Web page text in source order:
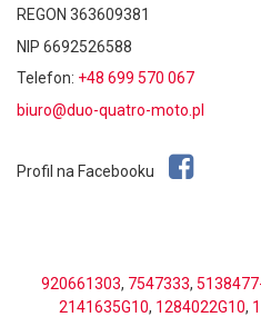
REGON 363609381
NIP 6692526588
Telefon: +48 699 570 067
biuro@duo-quatro-moto.pl
Profil na Facebooku
920661303, 7547333,
2141635G10, 1284022G10,